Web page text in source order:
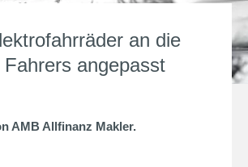
an die
angepasst
AMB Allfinanz Makler.